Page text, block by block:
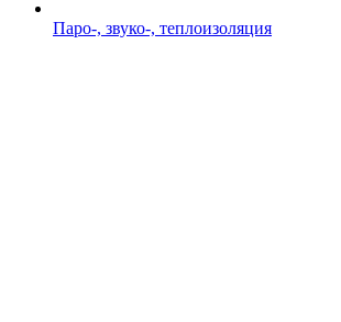
Паро-, звуко-, теплоизоляция